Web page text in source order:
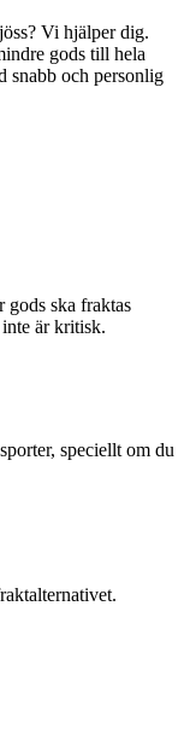
Vi hjälper dig.
gods till hela
snabb och personlig
gods ska fraktas
är kritisk.
speciellt om du